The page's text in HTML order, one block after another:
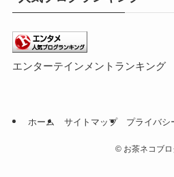
エンターテインメントランキング
ホーム サイトマップ プライバシ
©お茶ネコブ